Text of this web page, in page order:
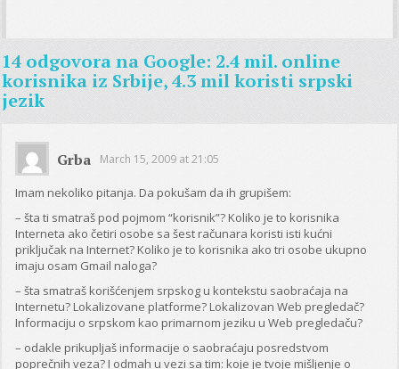
14 odgovora na Google: 2.4 mil. online
korisnika iz Srbije, 4.3 mil koristi srpski
jezik
Grba March 15, 2009 at 21:05
Imam nekoliko pitanja. Da pokušam da ih grupišem:
– šta ti smatraš pod pojmom “korisnik”? Koliko je to korisnika
Interneta ako četiri osobe sa šest računara koristi isti kućni
priključak na Internet? Koliko je to korisnika ako tri osobe ukupno
imaju osam Gmail naloga?
– šta smatraš korišćenjem srpskog u kontekstu saobraćaja na
Internetu? Lokalizovane platforme? Lokalizovan Web pregledač?
Informaciju o srpskom kao primarnom jeziku u Web pregledaču?
– odakle prikupljaš informacije o saobraćaju posredstvom
poprečnih veza? I odmah u vezi sa tim: koje je tvoje mišljenje o